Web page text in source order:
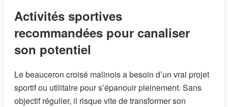
Activités sportives
recommandées pour canaliser
son potentiel
Le beauceron croisé malinois a besoin d’un vrai projet
sportif ou utilitaire pour s’épanouir pleinement. Sans
objectif régulier, il risque vite de transformer son